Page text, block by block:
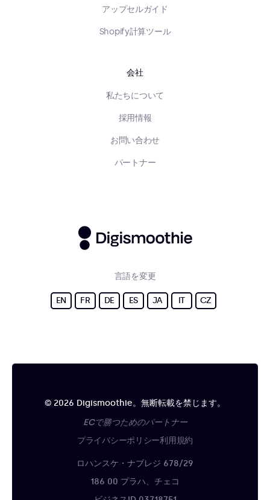
アップセルガイド
Shopify計算ツール
会社
私たちについて
採用情報
お問い合わせ
パートナー
言語を変更
EN FR DE ES JA IT CZ
© 2026 Digismoothie。無断転載を禁じます。
ECで勝つためのパートナー
プライバシーポリシー利用規約
ロハンスケ・ナブレジ 678/29
186 00 プラハ、チェコ